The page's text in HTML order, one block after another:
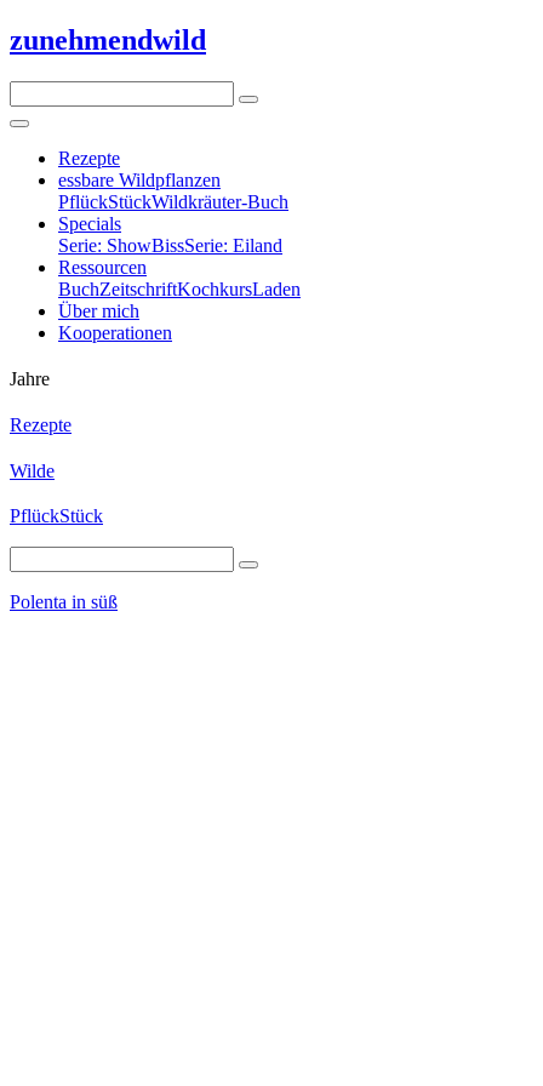
zunehmendwild
Rezepte
essbare Wildpflanzen
PflückStückWildkräuter-Buch
Specials
Serie: ShowBissSerie: Eiland
Ressourcen
BuchZeitschriftKochkursLaden
Über mich
Kooperationen
Jahre
Rezepte
Wilde
PflückStück
Polenta in süß